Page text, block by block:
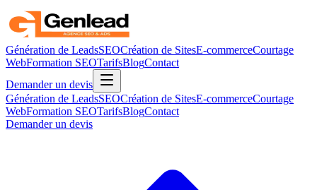
Génération de LeadsSEOCréation de SitesE-commerceCourtage
WebFormation SEOTarifsBlogContact
Demander un devis
Génération de LeadsSEOCréation de SitesE-commerceCourtage
WebFormation SEOTarifsBlogContact
Demander un devis